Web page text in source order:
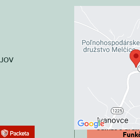
Externý
blokovaný
Prajete si načítať
Povoliť
Povoliť a
súhlas s